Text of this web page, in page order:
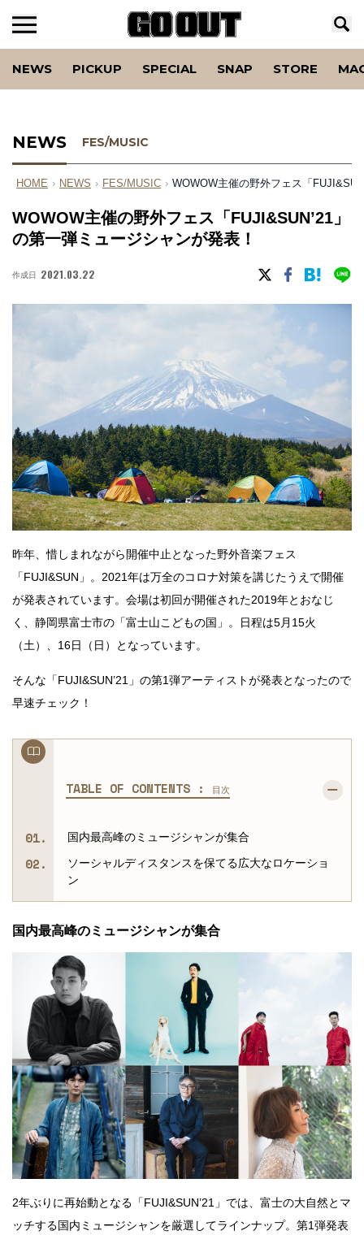
NEWS PICKUP SPECIAL SNAP STORE
NEWS FES/MUSIC
HOME › NEWS › FES/MUSIC › WOWOW主催の野外フェス「
WOWOW主催の野外フェス「FUJI&SUN’21」
の第一弾ミュージシャンが発表！
作成日 2021.03.22
昨年、惜しまれながら開催中止となった野外音楽フェス
「FUJI&SUN」。2021年は万全のコロナ対策を講じたうえで開催
が発表されています。会場は初回が開催された2019年とおなじ
く、静岡県富士市の「富士山こどもの国」。日程は5月15火
（土）、16日（日）となっています。
そんな「FUJI&SUN’21」の第1弾アーティストが発表となったので
早速チェック！
TABLE OF CONTENTS : 目次
国内最高峰のミュージシャンが集合
ソーシャルディスタンスを保てる広大なロケーショ
ン
国内最高峰のミュージシャンが集合
2年ぶりに再始動となる「FUJI&SUN’21」では、富士の大自然とマ
ッチする国内ミュージシャンを厳選してラインナップ。第1弾発表